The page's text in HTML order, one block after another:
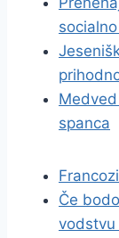
spanca
Če